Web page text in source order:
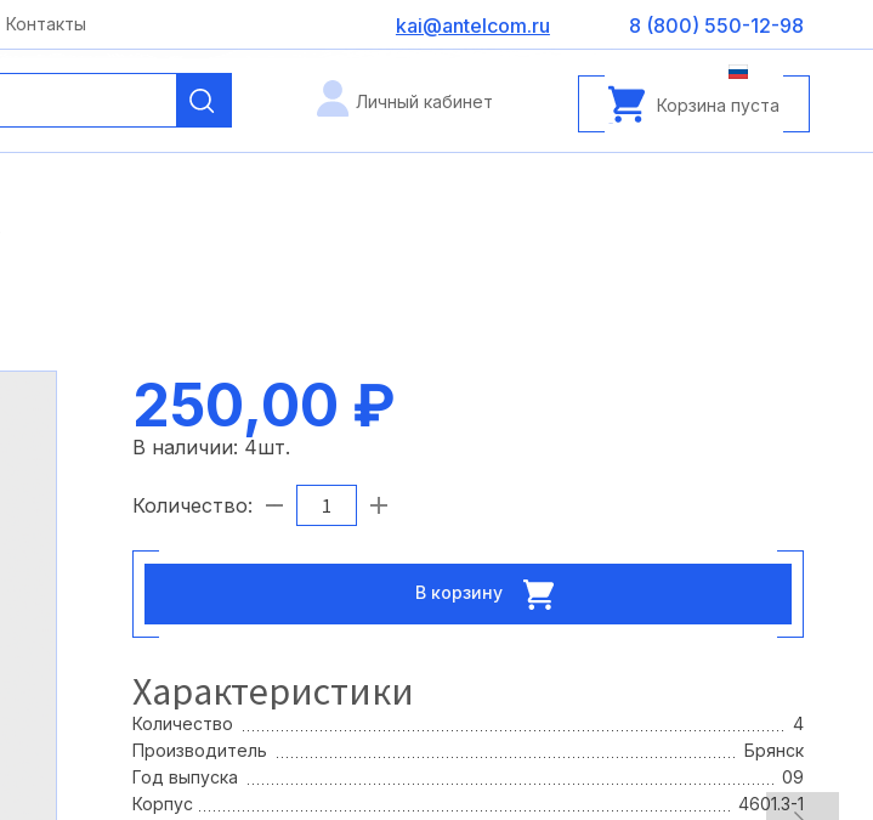
c 08:00 до 20:00
Контакты 8 (800) 550-12-98
kai@antelcom.ru
Корзина пуста
Личный кабинет
250,00 ₽
В наличии: 4шт.
Количество:
В корзину
Характеристики
Количество
4
Производитель
Брянск
Год выпуска
09
Корпус
4601.3-1